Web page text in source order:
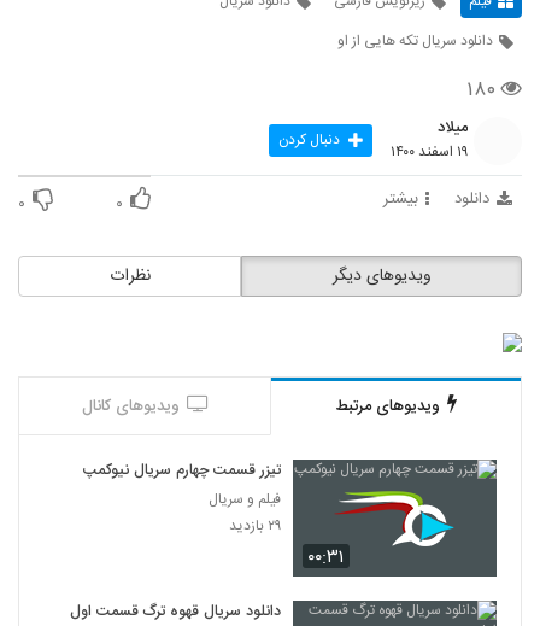
دانلود سریال تکه هایی از او
۱۸۰
میلاد
۱۹ اسفند ۱۴۰۰ دنبال کردن
دانلود بیشتر ۰ ۰
نظرات ویدیوهای دیگر
ویدیوهای مرتبط ویدیوهای کانال
۰۰:۳۱
تیزر قسمت چهارم سریال نیوکمپ
فیلم و سریال
۲۹ بازدید
دانلود سریال قهوه ترگ قسمت اول